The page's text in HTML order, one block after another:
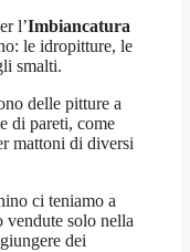
l’Imbiancatura
le idropitture, le
smalti.
delle pitture a
di pareti, come
mattoni di diversi
ci teniamo a
vendute solo nella
dei